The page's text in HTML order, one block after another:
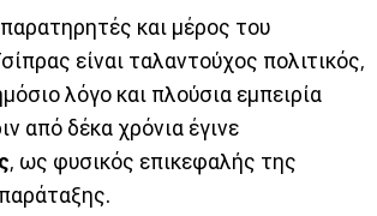
και μέρος του
είναι ταλαντούχος πολιτικός,
λόγο και πλούσια εμπειρία
από δέκα χρόνια έγινε
, ως φυσικός επικεφαλής της